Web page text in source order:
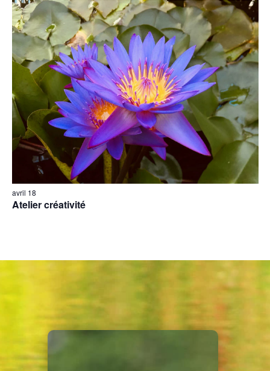
avril 18
Atelier créativité